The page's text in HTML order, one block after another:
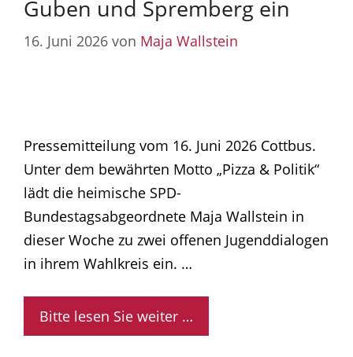
Guben und Spremberg ein
16. Juni 2026 von Maja Wallstein
Pressemitteilung vom 16. Juni 2026 Cottbus.
Unter dem bewährten Motto „Pizza & Politik“
lädt die heimische SPD-
Bundestagsabgeordnete Maja Wallstein in
dieser Woche zu zwei offenen Jugenddialogen
in ihrem Wahlkreis ein. …
Bitte lesen Sie weiter …